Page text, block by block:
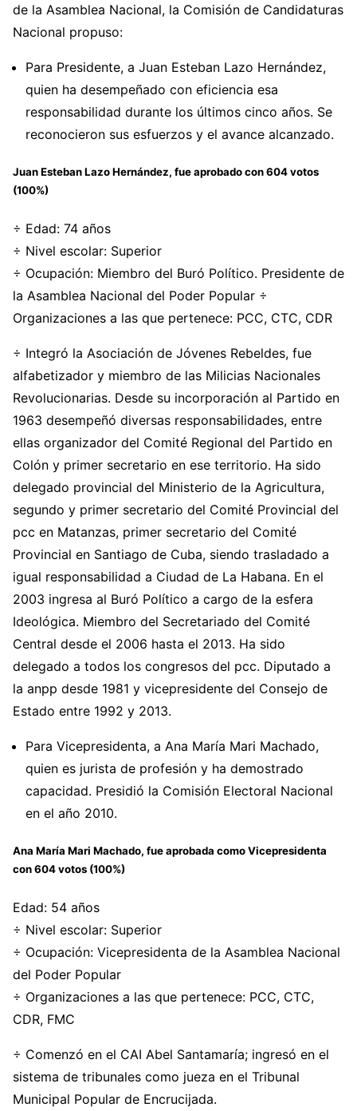
de la Asamblea Nacional, la Comisión de Candidaturas
Nacional propuso:
Para Presidente, a Juan Esteban Lazo Hernández,
quien ha desempeñado con eficiencia esa
responsabilidad durante los últimos cinco años. Se
reconocieron sus esfuerzos y el avance alcanzado.
Juan Esteban Lazo Hernández, fue aprobado con604 votos
(100%)
÷ Edad: 74 años
÷ Nivel escolar: Superior
÷ Ocupación: Miembro del Buró Político. Presidente de
la Asamblea Nacional del Poder Popular ÷
Organizaciones a las que pertenece: PCC, CTC, CDR
÷ Integró la Asociación de Jóvenes Rebeldes, fue
alfabetizador y miembro de las Milicias Nacionales
Revolucionarias. Desde su incorporación al Partido en
1963 desempeñó diversas responsabilidades, entre
ellas organizador del Comité Regional del Partido en
Colón y primer secretario en ese territorio. Ha sido
delegado provincial del Ministerio de la Agricultura,
segundo y primer secretario del Comité Provincial del
pcc en Matanzas, primer secretario del Comité
Provincial en Santiago de Cuba, siendo trasladado a
igual responsabilidad a Ciudad de La Habana. En el
2003 ingresa al Buró Político a cargo de la esfera
Ideológica. Miembro del Secretariado del Comité
Central desde el 2006 hasta el 2013. Ha sido
delegado a todos los congresos del pcc. Diputado a
la anpp desde 1981 y vicepresidente del Consejo de
Estado entre 1992 y 2013.
Para Vicepresidenta, a Ana María Mari Machado,
quien es jurista de profesión y ha demostrado
capacidad. Presidió la Comisión Electoral Nacional
en el año 2010.
Ana María Mari Machado, fue aprobada comoVicepresidenta
con 604 votos (100%)
Edad: 54 años
÷ Nivel escolar: Superior
÷ Ocupación: Vicepresidenta de la Asamblea Nacional
del Poder Popular
÷ Organizaciones a las que pertenece: PCC, CTC,
CDR, FMC
÷ Comenzó en el CAI Abel Santamaría; ingresó en el
sistema de tribunales como jueza en el Tribunal
Municipal Popular de Encrucijada.